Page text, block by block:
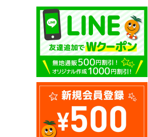
除菌・衛生・ヘルスケアグッズ
防災グッズ
ライト
ソックス
ラッピング・ショッパー・ギフ
トバッグ・包材
イベント・観戦グッズ
パーツ・付属品
メンズ パーカー
メンズ スウェットパンツ
メンズ ボトムス
メンズ 長袖Tシャツ
メンズ スポーツアイテム
メンズ ワークウエア
メンズ アウター
メンズ タンクトップ
メンズ シャツ
キッズ ドライポロシャツ
キッズ トレーナー
キッズ パーカー
キッズ スウェットパンツ
キッズ 長袖Tシャツ
キッズ スポーツアイテム
キッズ アウター
キッズ ボトムス
レディース ポロシャツ
レディース ドライポロシャツ
レディース トレーナー
レディース パーカー
レディース スウェットパンツ
レディース 長袖Tシャツ
レディース スポーツアイテム
レディース ワークウエア
レディース シャツ
ユニセックス ドライTシャツ
ユニセックス トレーナー
ユニセックス ポロシャツ
ユニセックス パーカー
ユニセックス 長袖Tシャツ
ユニセックス スポーツアイテム
ユニセックス アウター
ユニセックス シャツ